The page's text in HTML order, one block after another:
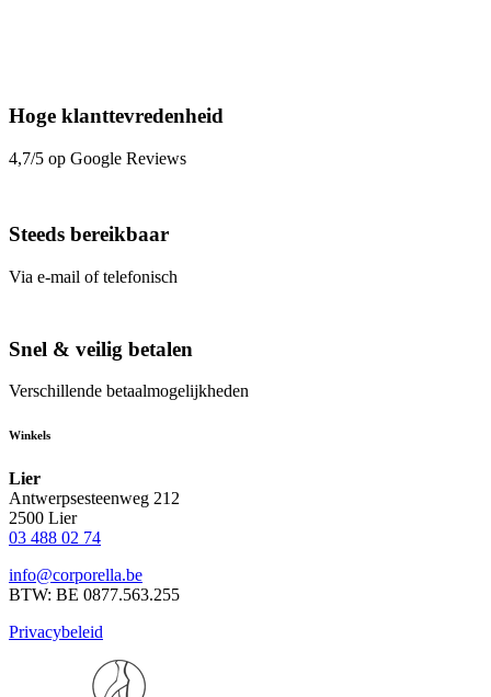
Hoge klanttevredenheid
4,7/5 op Google Reviews
Steeds bereikbaar
Via e-mail of telefonisch
Snel & veilig betalen
Verschillende betaalmogelijkheden
Winkels
Lier
Antwerpsesteenweg 212
2500 Lier
03 488 02 74
info@corporella.be
BTW: BE 0877.563.255
Privacybeleid